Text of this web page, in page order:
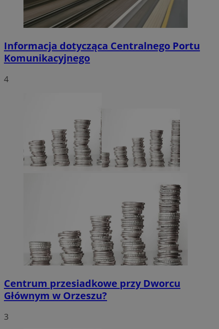
Informacja dotycząca Centralnego Portu
Komunikacyjnego
4
Centrum przesiadkowe przy Dworcu
Głównym w Orzeszu?
3